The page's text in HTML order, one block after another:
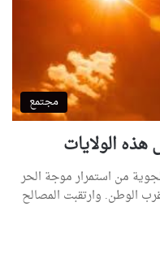
مجتمع
الولايات
من استمرار موجة الحر
الوطن. وارتقبت المصالح